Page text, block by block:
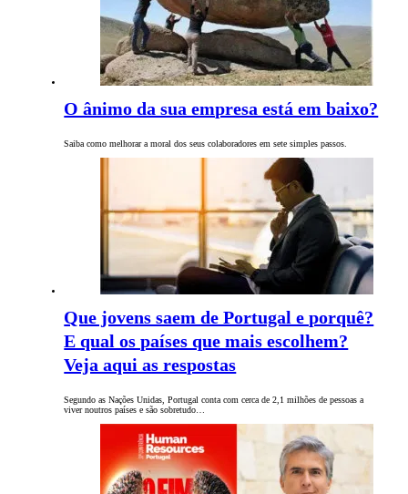
O ânimo da sua empresa está em baixo?
Saiba como melhorar a moral dos seus colaboradores em sete simples passos.
Que jovens saem de Portugal e porquê?
E qual os países que mais escolhem?
Veja aqui as respostas
Segundo as Nações Unidas, Portugal conta com cerca de 2,1 milhões de pessoas a
viver noutros países e são sobretudo…